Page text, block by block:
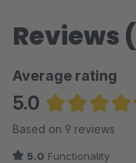
Reviews
Average rating
5.0
Average rating
Based on 9 reviews
5.0 Functionality